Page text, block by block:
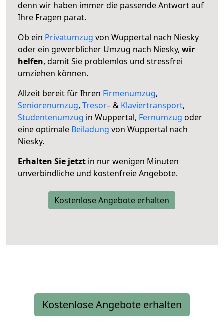
denn wir haben immer die passende Antwort auf
Ihre Fragen parat.
Ob ein Privatumzug von Wuppertal nach Niesky
oder ein gewerblicher Umzug nach Niesky, wir
helfen, damit Sie problemlos und stressfrei
umziehen können.
Allzeit bereit für Ihren Firmenumzug,
Seniorenumzug, Tresor– & Klaviertransport,
Studentenumzug in Wuppertal, Fernumzug oder
eine optimale Beiladung von Wuppertal nach
Niesky.
Erhalten Sie jetzt in nur wenigen Minuten
unverbindliche und kostenfreie Angebote.
Kostenlose Angebote erhalten
Kostenlose Angebote erhalten